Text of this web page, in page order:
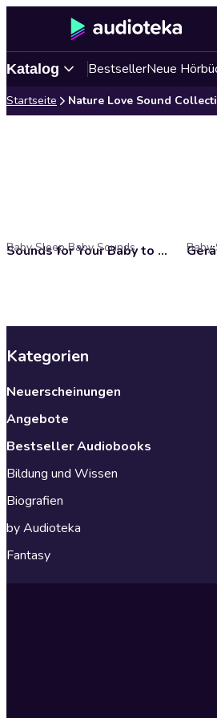
Katalog BestsellerNeue
Startseite Nature Love Sound
Sounds for Your Baby to Sleep and Nature Sounds to Relax and Meditate
Baby Sleep Baby Sounds Baby
Kategorien
Neuerscheinungen
Angebote
Bestseller Audiobooks
Bildung und Wissen
Biografien
by Audioteka
Fantasy